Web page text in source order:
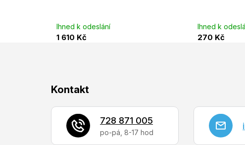
Ihned k odeslání
1 610 Kč
Ihned k
270 Kč
Kontakt
728 871 005